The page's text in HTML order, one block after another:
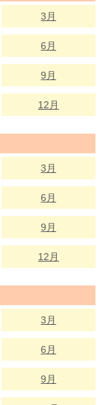
3月
6月
9月
12月
3月
6月
9月
12月
3月
6月
9月